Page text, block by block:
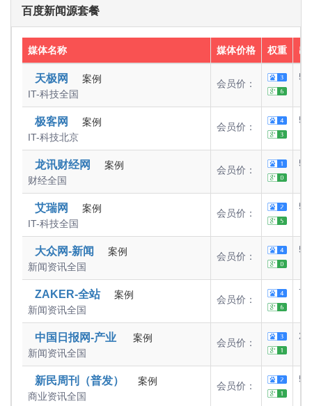
百度新闻源套餐
媒体名称 媒体价格 权重 出
天极网
案例
IT-科技全国
会员价：
极客网
案例
IT-科技北京
会员价：
龙讯财经网
案例
财经全国
会员价：
艾瑞网
案例
IT-科技全国
会员价：
大众网-新闻
案例
新闻资讯全国
会员价：
ZAKER-全站
案例
新闻资讯全国
会员价：
中国日报网-产业
案例
新闻资讯全国
会员价：
新民周刊（普发）
案例
商业资讯全国
会员价：